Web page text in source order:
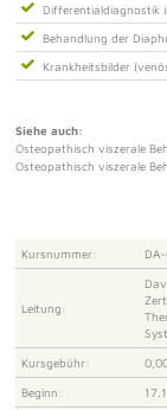
Differentialdiagnostik
Behandlung der
Krankheitsbilder
Siehe auch:
Osteopathisch viszerale
Osteopathisch viszerale
Kursnummer:
Leitung:
Kursgebühr:
Beginn: